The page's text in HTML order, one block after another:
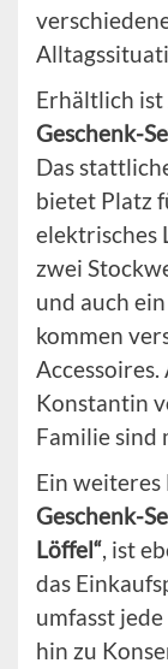
Erhältlich ist
Geschenk-
Das
bietet Platz
elektrisches
zwei
und auch
kommen
Accessoires.
Konstantin
Familie sind
Ein weiteres
Geschenk-
Löffel“, ist
das
umfasst
hin zu